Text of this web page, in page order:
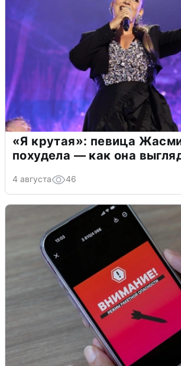
«Я крутая»: певица
похудела — как она
4 августа 46